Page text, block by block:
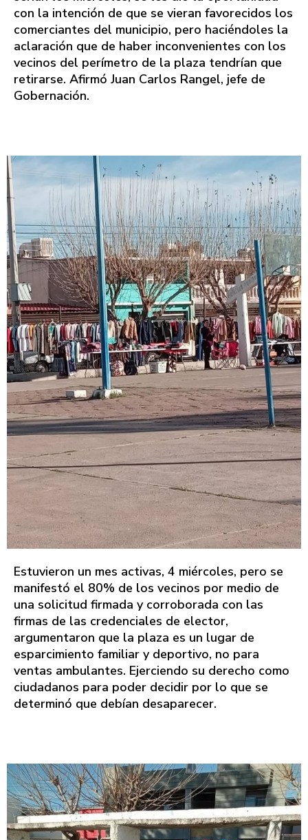
con la intención de que se vieran favorecidos los
comerciantes del municipio, pero haciéndoles la
aclaración que de haber inconvenientes con los
vecinos del perímetro de la plaza tendrían que
retirarse. Afirmó Juan Carlos Rangel, jefe de
Gobernación.
Estuvieron un mes activas, 4 miércoles, pero se
manifestó el 80% de los vecinos por medio de
una solicitud firmada y corroborada con las
firmas de las credenciales de elector,
argumentaron que la plaza es un lugar de
esparcimiento familiar y deportivo, no para
ventas ambulantes. Ejerciendo su derecho como
ciudadanos para poder decidir por lo que se
determinó que debían desaparecer.